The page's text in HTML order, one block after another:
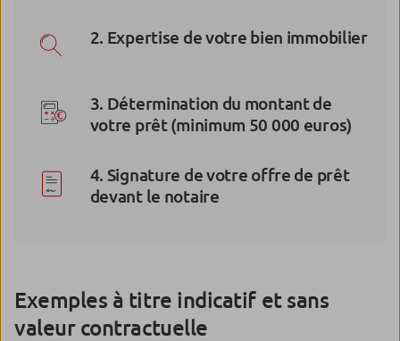
2. Expertise de votre bien immobilier
3. Détermination du montant de
votre prêt (minimum 50 000 euros)
4. Signature de votre offre de prêt
devant le notaire
Exemples à titre indicatif et sans
valeur contractuelle